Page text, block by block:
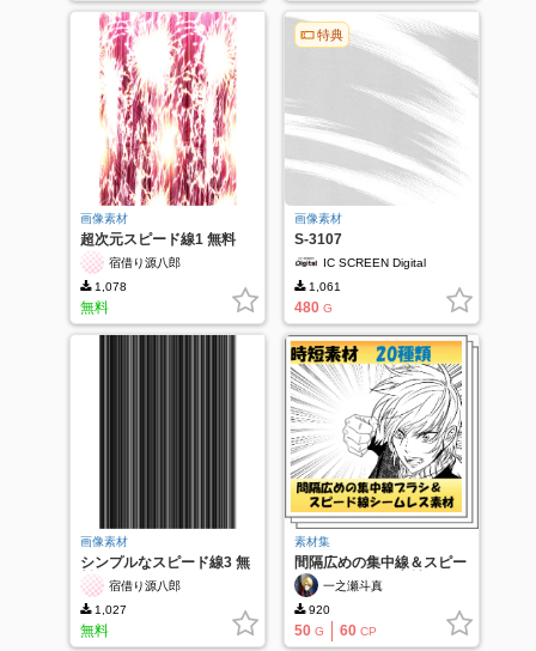
画像素材
超次元スピード線1 無料
宿借り源八郎
1,078
無料
特典
画像素材
S-3107
IC SCREEN Digital
1,061
480 G
画像素材
シンプルなスピード線3 無
料版 宿借り源八郎
1,027
無料
素材集
間隔広めの集中線＆スピー
ド線シームレス素材 20種
類
一之瀬斗真
920
50 G 60 CP